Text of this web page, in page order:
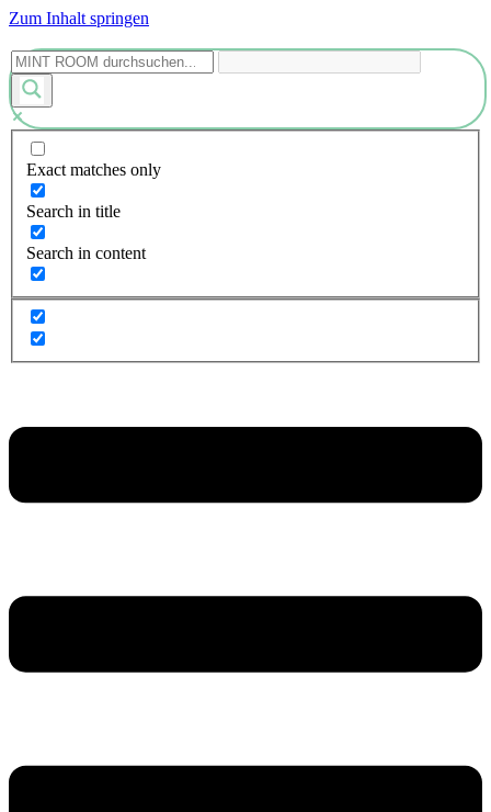
Zum Inhalt springen
Exact matches only
Search in title
Search in content